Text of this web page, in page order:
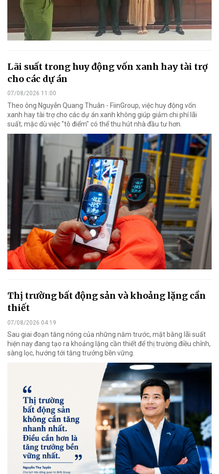
Lãi suất trong huy động vốn xanh hay tài trợ
cho các dự án
07/08/2026 11:00
Theo ông Nguyễn Quang Thuân - FiinGroup, việc huy động vốn
xanh hay tài trợ cho các dự án xanh không giúp giảm chi phí lãi
suất; mặc dù việc "tô điểm" có thể thu hút nhà đầu tư hơn.
Thị trường bất động sản và khoảng lặng cần
thiết
07/08/2026 04:19
Sau giai đoạn tăng nóng của những năm trước, mặt bằng lãi suất
hiện nay đang tạo ra khoảng lặng cần thiết để thị trường điều chỉnh,
sàng lọc, hướng tới tăng trưởng bền vững.